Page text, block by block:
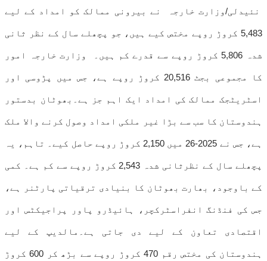
نئیدلی/وزارت خارجہ نے بیرونی ممالک کو امداد کے لیے
5,483 کروڑ روپے مختص کیے ہیں، جو پچھلے سال کے نظر ثانی
شدہ 5,806 کروڑ روپے سے قدرے کم ہیں۔ وزارت خارجہ امور
کا مجموعی بجٹ 20,516 کروڑ روپے ہے، جس میں پڑوسی اور
اسٹریٹجک ممالک کی امداد ایک اہم جز ہے۔بھوٹان بدستور
ہندوستان کا سب سے بڑا غیر ملکی امداد وصول کرنے والا ملک
ہے، جس نے 2025-26 میں 2,150 کروڑ روپے حاصل کیے۔ تاہم، یہ
پچھلے سال کے نظرثانی شدہ 2,543 کروڑ روپے سے کم ہے۔ کمی
کے باوجود، بھارت بھوٹان کا بنیادی ترقیاتی پارٹنر ہے،
جس کی فنڈنگ انفراسٹرکچر، ہائیڈرو پاور پراجیکٹس اور
اقتصادی تعاون کے لیے دی جاتی ہے۔مالدیپ کے لیے
ہندوستان کی مختص رقم 470 کروڑ روپے سے بڑھ کر 600 کروڑ